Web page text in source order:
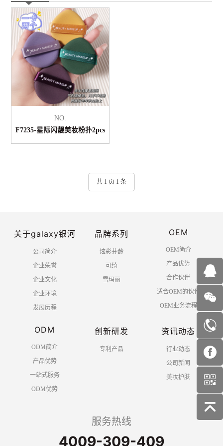
NO.
F7235-星际闪靓美妆粉扑2pcs
共 1 页 1 条
关于galaxy银河
公司简介
企业荣誉
企业文化
企业环境
发展历程
品牌系列
炫彩芬龄
可绮
雪玛丽
OEM
OEM简介
产品优势
合作伙伴
适合OEM的伙伴
OEM业务流程
ODM
ODM简介
产品优势
一站式服务
ODM优势
创新研发
专利产品
资讯动态
行业动态
公司新闻
美妆护肤
服务热线
4009-309-409